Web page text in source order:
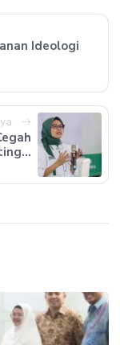
Ideologi